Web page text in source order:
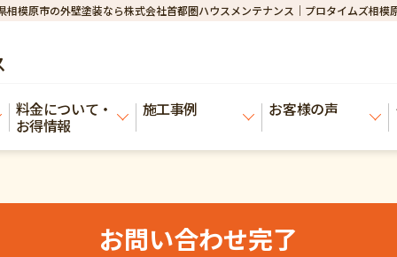
相模原市の外壁塗装なら株式会社首都圏ハウスメンテナンス｜プロタイムズ相模
料金について・
お得情報
施工事例 お客様の声
お問い合わせ完了